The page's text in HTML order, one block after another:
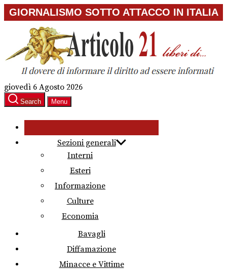
Skip
to
content
GIORNALISMO SOTTO ATTACCO IN ITALIA
giovedì 6 Agosto 2026
Search Menu
Sezioni generali
Interni
Esteri
Informazione
Culture
Economia
Bavagli
Diffamazione
Minacce e Vittime